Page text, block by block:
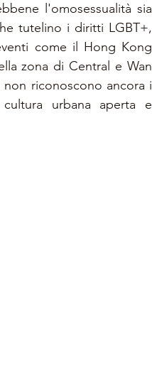
l'omosessualità sia
tutelino i diritti LGBT+,
come il Hong Kong
zona di Central e Wan
riconoscono ancora i
urbana aperta e